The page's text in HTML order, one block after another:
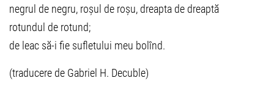
negrul de negru, roșul de roșu, dreapta de dreaptă
rotundul de rotund;
de leac să-i fie sufletului meu bolînd.
(traducere de Gabriel H. Decuble)